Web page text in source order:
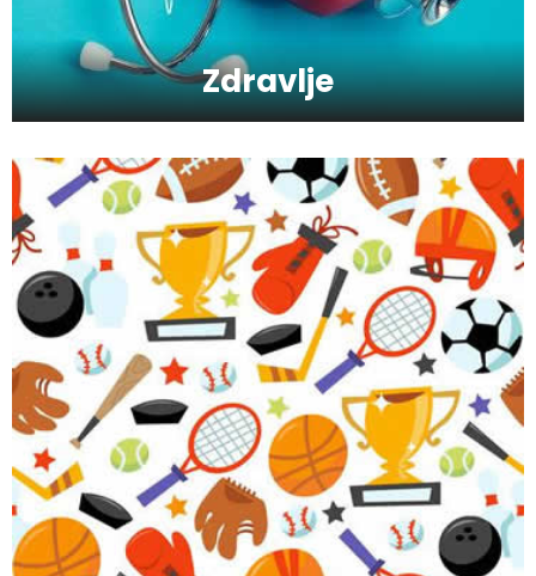
Skijanje pa plivanje, idealne aktivnosti na
raspustu u Sloveniji
Ishrana profesionalnih sportista
Kako da oporavimo kožu nakon zime?
Koliko je šećer (ne)zdrav?
Saveti za jutranji trening
Zdravlje